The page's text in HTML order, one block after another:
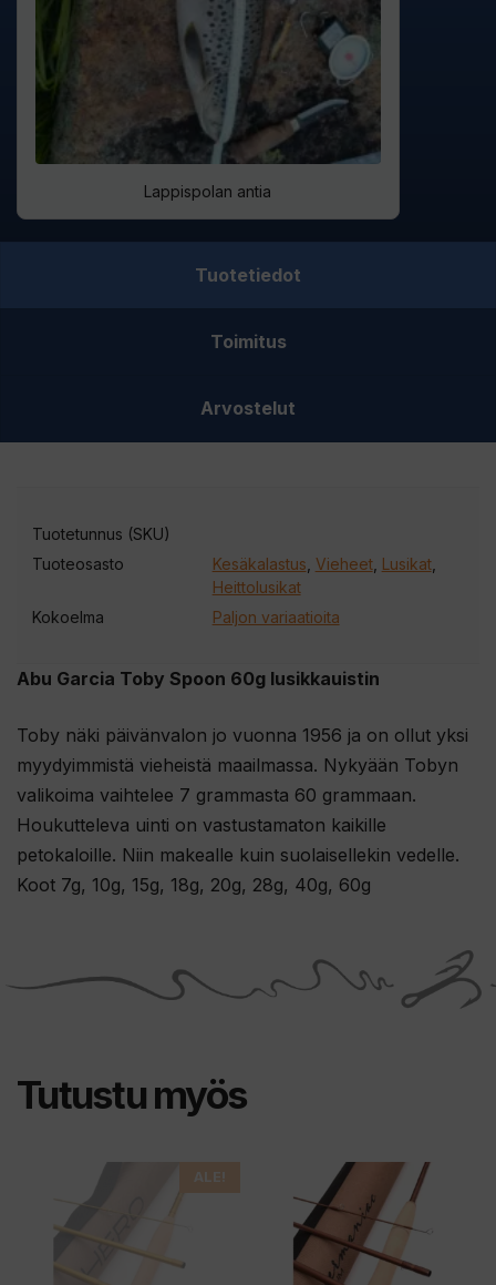
Lappispolan antia
Tuotetiedot
Toimitus
Arvostelut
Abu Garcia Toby Spoon 60g lusikkauistin
Toby näki päivänvalon jo vuonna 1956 ja on ollut yksi
myydyimmistä vieheistä maailmassa. Nykyään Tobyn
valikoima vaihtelee 7 grammasta 60 grammaan.
Houkutteleva uinti on vastustamaton kaikille
petokaloille. Niin makealle kuin suolaisellekin vedelle.
Koot 7g, 10g, 15g, 18g, 20g, 28g, 40g, 60g
Tuotetunnus (SKU)
Tuoteosasto
Kesäkalastus Vieheet, Lusikat,
Heittolusikat
Kokoelma
Paljon variaatioita
Tutustu myös
ALE!
tuotteella
tuotteella
useampi